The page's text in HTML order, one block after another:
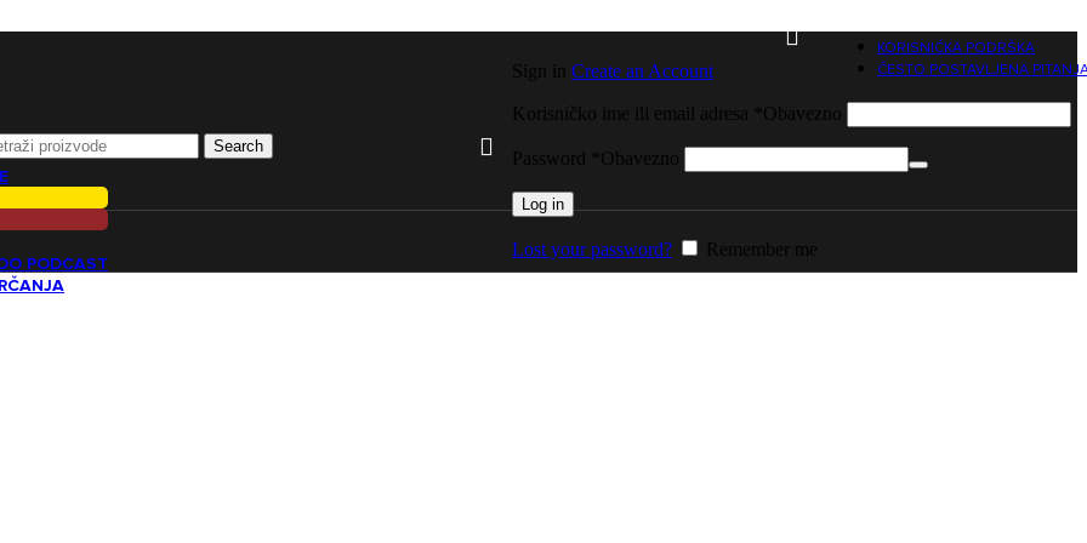
KORISNIČKA PODRŠKA
ČESTO POSTAVLJENA
Search
Sign in Create an Account
Korisničko ime ili email adresa Obavezno
Password Obavezno
Log in
Lost your password? Remember me
PODCAST